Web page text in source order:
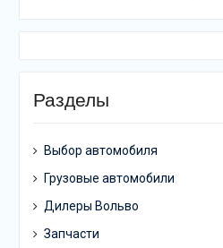
Разделы
Выбор автомобиля
Грузовые автомобили
Дилеры Вольво
Запчасти